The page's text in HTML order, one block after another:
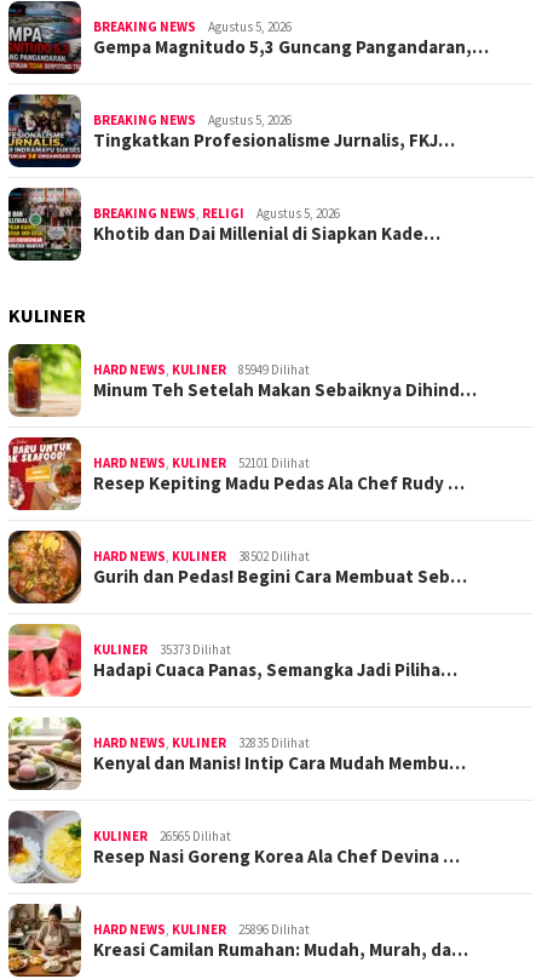
BREAKING NEWS Agustus 5, 2026
Gempa Magnitudo 5,3 Guncang Pangandaran,…
BREAKING NEWS Agustus 5, 2026
Tingkatkan Profesionalisme Jurnalis, FKJ…
BREAKING NEWS, RELIGI Agustus 5, 2026
Khotib dan Dai Millenial di Siapkan Kade…
KULINER
HARD NEWS, KULINER 85949 Dilihat
Minum Teh Setelah Makan Sebaiknya Dihind…
HARD NEWS, KULINER 52101 Dilihat
Resep Kepiting Madu Pedas Ala Chef Rudy …
HARD NEWS, KULINER 38502 Dilihat
Gurih dan Pedas! Begini Cara Membuat Seb…
KULINER 35373 Dilihat
Hadapi Cuaca Panas, Semangka Jadi Piliha…
HARD NEWS, KULINER 32835 Dilihat
Kenyal dan Manis! Intip Cara Mudah Membu…
KULINER 26565 Dilihat
Resep Nasi Goreng Korea Ala Chef Devina …
HARD NEWS, KULINER 25896 Dilihat
Kreasi Camilan Rumahan: Mudah, Murah, da…